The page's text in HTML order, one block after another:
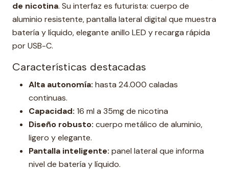
de nicotina. Su interfaz es futurista: cuerpo de
aluminio resistente, pantalla lateral digital que muestra
batería y líquido, elegante anillo LED y recarga rápida
por USB-C.
Características destacadas
Alta autonomía: hasta 24.000 caladas
continuas.
Capacidad: 16 ml a 35mg de nicotina
Diseño robusto: cuerpo metálico de aluminio,
ligero y elegante.
Pantalla inteligente: panel lateral que informa
nivel de batería y líquido.